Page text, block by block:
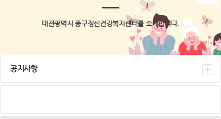
대전광역시 중구정신건강복지센터를 소개합니다.
공지사항